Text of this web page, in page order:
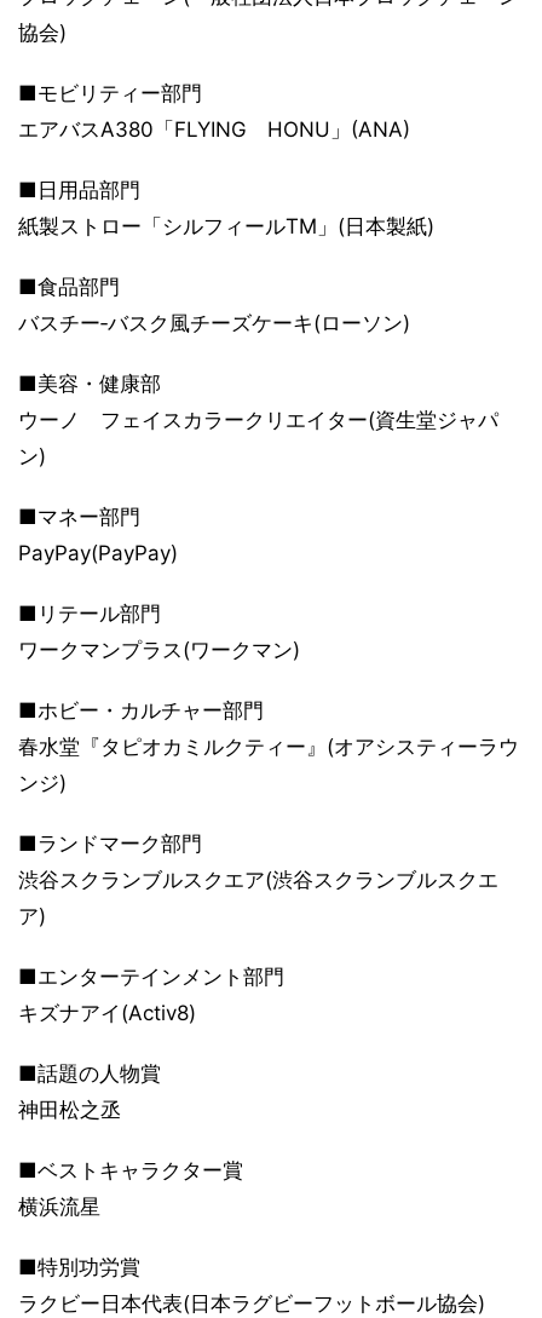
協会)
■モビリティー部門
エアバスA380「FLYING HONU」(ANA)
■日用品部門
紙製ストロー「シルフィールTM」(日本製紙)
■食品部門
バスチー‐バスク風チーズケーキ(ローソン)
■美容・健康部
ウーノ フェイスカラークリエイター(資生堂ジャパ
ン)
■マネー部門
PayPay(PayPay)
■リテール部門
ワークマンプラス(ワークマン)
■ホビー・カルチャー部門
春水堂『タピオカミルクティー』(オアシスティーラウ
ンジ)
■ランドマーク部門
渋谷スクランブルスクエア(渋谷スクランブルスクエ
ア)
■エンターテインメント部門
キズナアイ(Activ8)
■話題の人物賞
神田松之丞
■ベストキャラクター賞
横浜流星
■特別功労賞
ラクビー日本代表(日本ラグビーフットボール協会)